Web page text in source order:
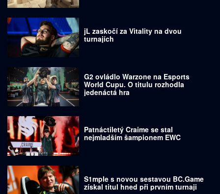
jL zaskočí za Vitality na dvou
turnajích
G2 ovládlo Warzone na Esports
World Cupu. O titulu rozhodla
jedenáctá hra
Patnáctiletý Craime se stal
nejmladším šampionem EWC
S1mple s novou sestavou BC.Game
získal titul hned při prvním turnaji